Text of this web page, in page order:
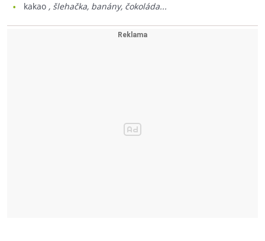
kakao , šlehačka, banány, čokoláda...